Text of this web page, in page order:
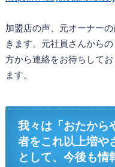
加盟店の声、元オーナー
きます。元社員さんから
方から連絡をお待ちして
ます。
我々は「おたから
者をこれ以上増や
として、今後も情